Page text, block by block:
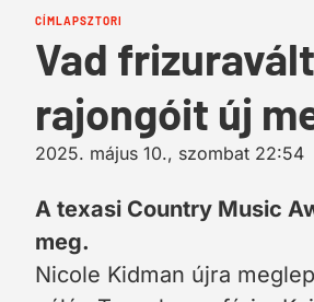
CÍMLAPSZTORI
Vad
rajongóit új
2025. május 10., szombat 22:54
A texasi Country Music
meg.
Nicole Kidman újra